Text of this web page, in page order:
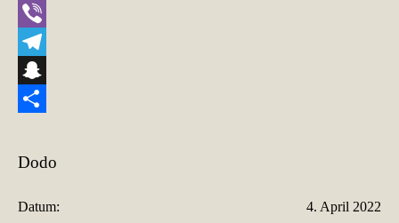
WhatsApp
Viber
Telegram
Snapchat
Dodo
Datum: 4. April 2022